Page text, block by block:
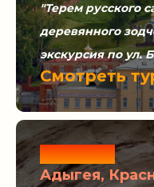
"Терем русского
деревянного
экскурсия по ул.
Смотреть
Новинка
Адыгея,